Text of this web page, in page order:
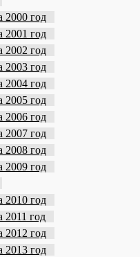
2000 год
2001 год
2002 год
2003 год
2004 год
2005 год
2006 год
2007 год
2008 год
2009 год
2010 год
2011 год
2012 год
2013 год